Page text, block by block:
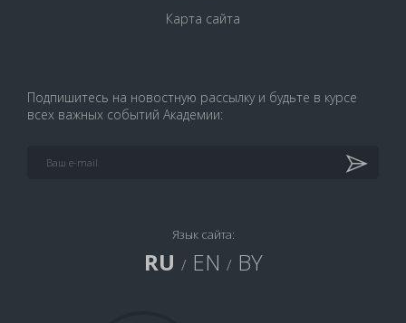
Карта сайта
Подпишитесь на новостную рассылку и будьте в курсе
всех важных событий Академии:
Язык сайта:
RU / EN / BY